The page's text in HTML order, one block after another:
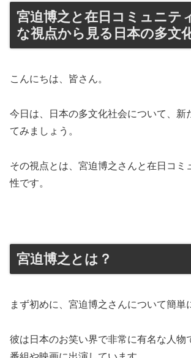
宮迫博之と在日コミュニテ
な視点から見る日本の多文
こんにちは、皆さん。
今日は、日本の多文化社会について、新
てみましょう。
その視点とは、宮迫博之さんと在日コミ
性です。
宮迫博之とは？
まず初めに、宮迫博之さんについて簡単
彼は日本のお笑い界で非常に有名な人物